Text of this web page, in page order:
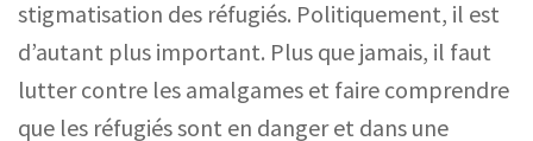
stigmatisation des réfugiés. Politiquement, il est
d’autant plus important. Plus que jamais, il faut
lutter contre les amalgames et faire comprendre
que les réfugiés sont en danger et dans une